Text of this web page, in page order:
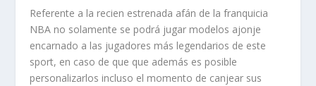
Referente a la recien estrenada afán de la franquicia
NBA no solamente se podrá jugar modelos ajonje
encarnado a las jugadores más legendarios de este
sport, en caso de que que además es posible
personalizarlos incluso el momento de canjear sus